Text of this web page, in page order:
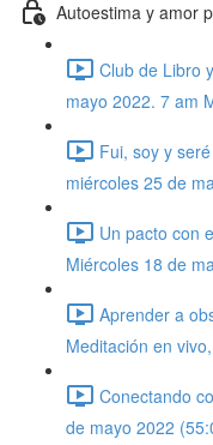
Autoestima y amor
Club de Libro
mayo 2022. 7 am
Fui, soy y
miércoles 25 de
Un pacto con
Miércoles 18 de
Aprender a
Meditación en
Conectando
de mayo 2022